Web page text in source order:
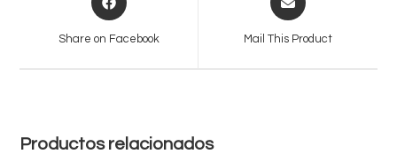
in
Share on Facebook
in
Mail This Product
Productos relacionados